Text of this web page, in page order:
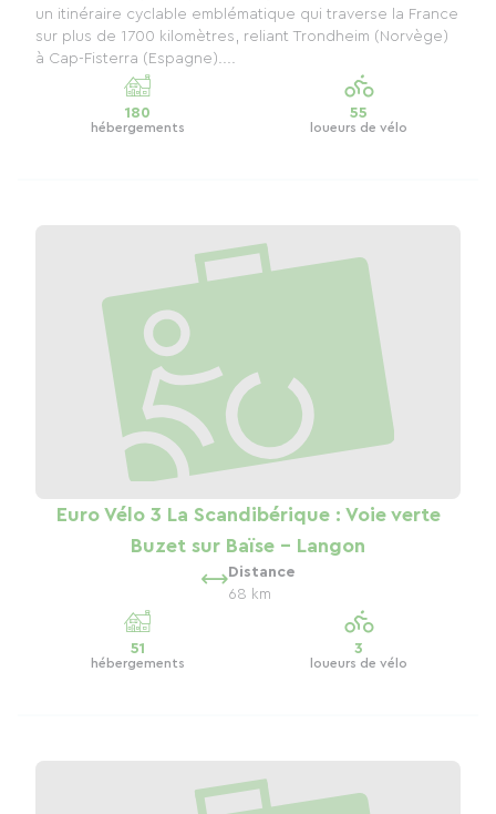
un itinéraire cyclable emblématique qui traverse la France
sur plus de 1700 kilomètres, reliant Trondheim (Norvège)
à Cap-Fisterra (Espagne)....
180
hébergements
55
loueurs de vélo
Euro Vélo 3 La Scandibérique : Voie verte
Buzet sur Baïse - Langon
Distance
68 km
51
hébergements
3
loueurs de vélo